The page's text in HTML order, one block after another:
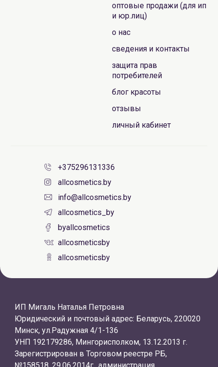
оптовые продажи (для ип
и юр.лиц)
о нас
сведения и контакты
защита прав
потребителей
блог красоты
отзывы
личный кабинет
+375296131336
allcosmetics.by
info@allcosmetics.by
allcosmetics_by
byallcosmetics
allcosmeticsby
allcosmeticsby
ИП Мигаль Наталья Петровна
Юридический и почтовый адрес: Беларусь, 220020
Минск, ул.Радужная 4/1-136
УНП 192179286, Мингорисполком, 13.12.2013 г.
Зарегистрирован в Торговом реестре РБ,